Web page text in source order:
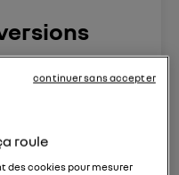
13:15
roule
des cookies pour mesurer
continuer sans accepter